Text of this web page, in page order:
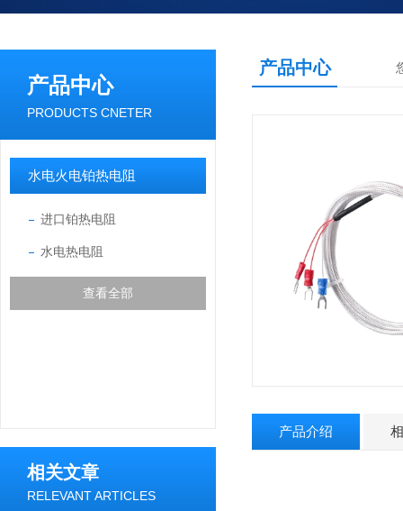
产品中心
PRODUCTS CNETER
水电火电铂热电阻
进口铂热电阻
水电热电阻
查看全部
相关文章
RELEVANT ARTICLES
产品中心
产品介绍